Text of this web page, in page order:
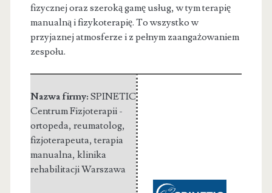
fizycznej oraz szeroką gamę usług, w tym terapię
manualną i fizykoterapię. To wszystko w
przyjaznej atmosferze i z pełnym zaangażowaniem
zespołu.
Nazwa firmy: SPINETIC
Centrum Fizjoterapii -
ortopeda, reumatolog,
fizjoterapeuta, terapia
manualna, klinika
rehabilitacji Warszawa